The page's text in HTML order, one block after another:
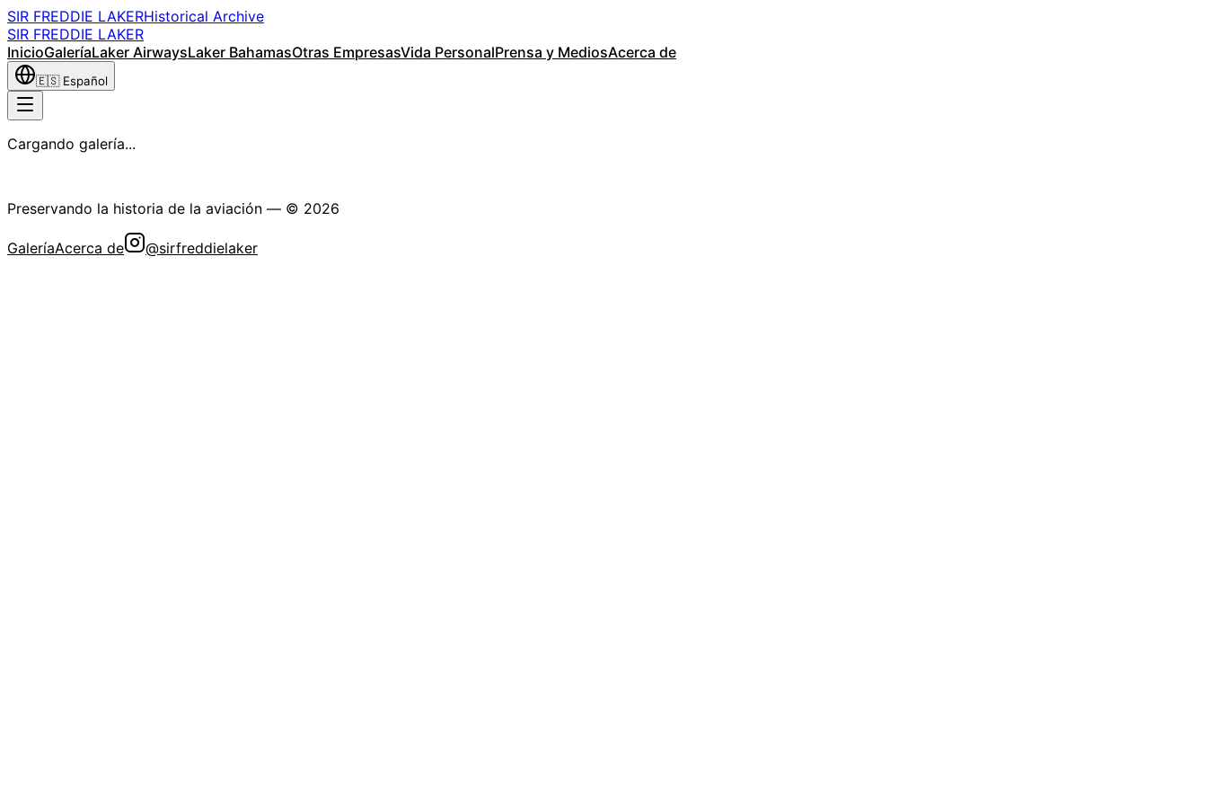
SIR FREDDIE LAKERHistorical Archive
SIR FREDDIE LAKER
InicioGaleríaLaker AirwaysLaker BahamasOtras EmpresasVida PersonalPrensa y MediosAcerca de
🇪🇸 Español
Cargando galería...
Preservando la historia de la aviación — © 2026
GaleríaAcerca de @sirfreddielaker